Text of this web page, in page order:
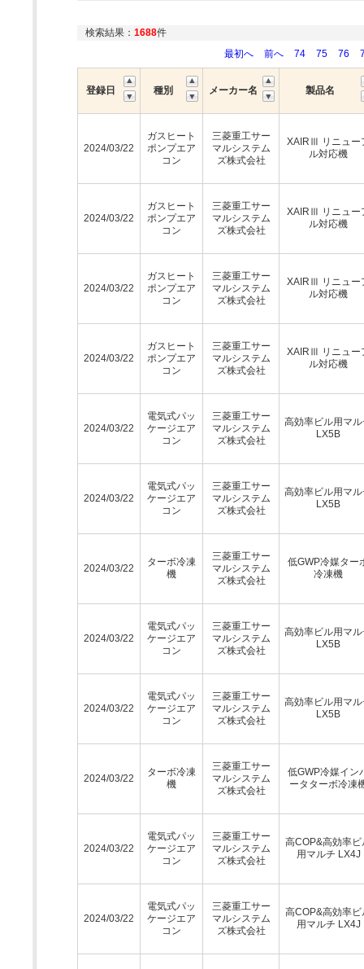
検索結果： 1688件
最初へ
前へ 74 75 76
登録日 種別 メーカー名 製品名
2024/03/22
ガスヒート
ポンプエア
コン
三菱重工サー
マルシステム
ズ株式会社
XAIRⅢ リニュー
ル対応機
2024/03/22
ガスヒート
ポンプエア
コン
三菱重工サー
マルシステム
ズ株式会社
XAIRⅢ リニュー
ル対応機
2024/03/22
ガスヒート
ポンプエア
コン
三菱重工サー
マルシステム
ズ株式会社
XAIRⅢ リニュー
ル対応機
2024/03/22
ガスヒート
ポンプエア
コン
三菱重工サー
マルシステム
ズ株式会社
XAIRⅢ リニュー
ル対応機
2024/03/22
電気式パッ
ケージエア
コン
三菱重工サー
マルシステム
ズ株式会社
高効率ビル用マ
LX5B
2024/03/22
電気式パッ
ケージエア
コン
三菱重工サー
マルシステム
ズ株式会社
高効率ビル用マ
LX5B
2024/03/22
ターボ冷凍
機
三菱重工サー
マルシステム
ズ株式会社
低GWP冷媒ター
冷凍機
2024/03/22
電気式パッ
ケージエア
コン
三菱重工サー
マルシステム
ズ株式会社
高効率ビル用マ
LX5B
2024/03/22
電気式パッ
ケージエア
コン
三菱重工サー
マルシステム
ズ株式会社
高効率ビル用マ
LX5B
2024/03/22
ターボ冷凍
機
三菱重工サー
マルシステム
ズ株式会社
低GWP冷媒イン
ータターボ冷凍
2024/03/22
電気式パッ
ケージエア
コン
三菱重工サー
マルシステム
ズ株式会社
高COP&高効率ビ
用マルチ LX4J
2024/03/22
電気式パッ
ケージエア
コン
三菱重工サー
マルシステム
ズ株式会社
高COP&高効率ビ
用マルチ LX4J